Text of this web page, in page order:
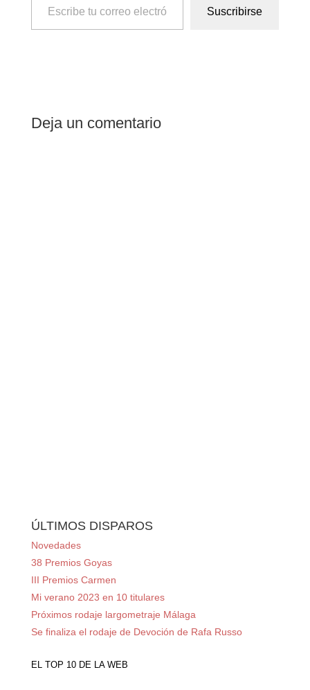
Suscribirse
Deja un comentario
ÚLTIMOS DISPAROS
Novedades
38 Premios Goyas
III Premios Carmen
Mi verano 2023 en 10 titulares
Próximos rodaje largometraje Málaga
Se finaliza el rodaje de Devoción de Rafa Russo
EL TOP 10 DE LA WEB